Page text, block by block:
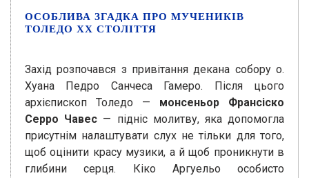
ОСОБЛИВА ЗГАДКА ПРО МУЧЕНИКІВ
ТОЛЕДО XX СТОЛІТТЯ
Захід розпочався з привітання декана собору о.
Хуана Педро Санчеса Гамеро. Після цього
архієпископ Толедо — монсеньор Франсіско
Серро Чавес — підніс молитву, яка допомогла
присутнім налаштувати слух не тільки для того,
щоб оцінити красу музики, а й щоб проникнути в
глибини серця. Кіко Аргуельо особисто